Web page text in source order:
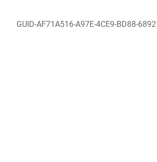
GUID-AF71A516-A97E-4CE9-BD88-